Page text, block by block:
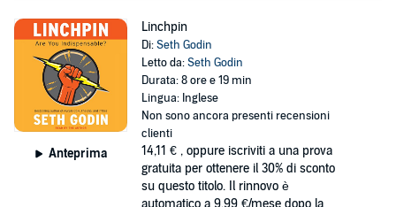
Anteprima
Linchpin
Di:Seth Godin
Letto da:Seth Godin
Durata: 8 ore e 19 min
Lingua: Inglese
Non sono ancora presenti recensioni
clienti
14,11 € , oppure iscriviti a una prova
gratuita per ottenere il 30% di sconto
su questo titolo. Il rinnovo è
automatico a 9,99 €/mese dopo la